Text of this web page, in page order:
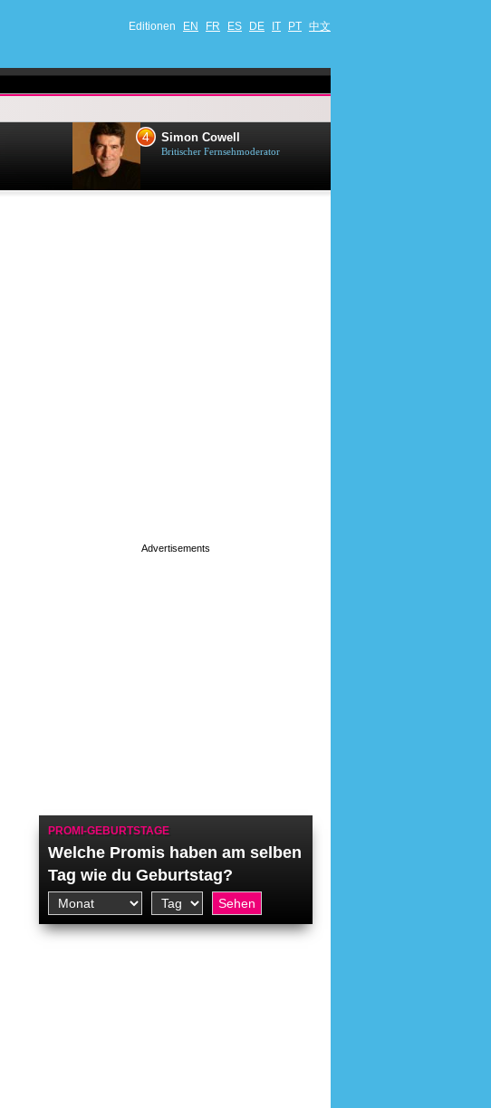
Editionen EN FR ES DE IT PT 中文
4 Simon Cowell
Britischer Fernsehmoderator
PROMI-GEBURTSTAGE
Welche Promis haben am selben
Tag wie du Geburtstag?